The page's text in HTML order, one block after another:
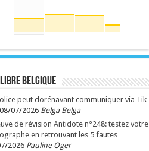
Belgique
peut dorénavant communiquer via Tik
08/07/2026 Belga Belga
de révision Antidote n°248: testez votre
en retrouvant les 5 fautes
2026 Pauline Oger